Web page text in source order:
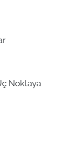
Noktaya